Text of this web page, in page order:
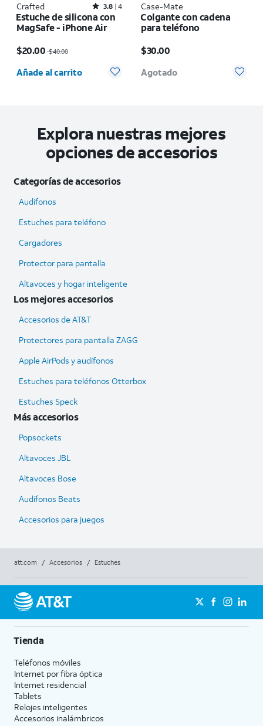
Crafted Rated3.8out of 5 stars with4reviews
3.8 4
Estuche de silicona con
MagSafe - iPhone Air
$20.00$40.00
Cantidad seleccionada: 0
Añade al carrito
Case-Mate
Colgante con cadena
para teléfono
$30.00
Agotado
Explora nuestras mejores
opciones de accesorios
Categorías de accesorios
Audífonos
Estuches para teléfono
Cargadores
Protector para pantalla
Altavoces y hogar inteligente
Los mejores accesorios
Accesorios de AT&T
Protectores para pantalla ZAGG
Apple AirPods y audífonos
Estuches para teléfonos Otterbox
Estuches Speck
Más accesorios
Popsockets
Altavoces JBL
Altavoces Bose
Audífonos Beats
Accesorios para juegos
att.com / Accesorios / Estuches
Tienda
Teléfonos móviles
Internet por fibra óptica
Internet residencial
Tablets
Relojes inteligentes
Accesorios inalámbricos